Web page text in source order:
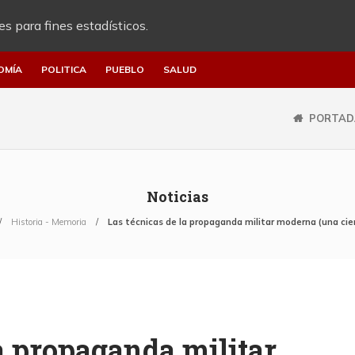
para fines estadísticos.
POLITICA PUEBLO SALUD
Noticias
Historia - Memoria Las técnicas de la propaganda militar moderna (una